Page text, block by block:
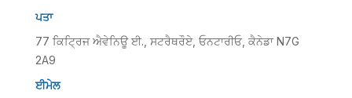
ਪਤਾ
77 ਕਿਟ੍ਰਿਜ ਐਵੇਨਿਊ ਈ., ਸਟਰੈਥਰੌਏ, ਓਨਟਾਰੀਓ, ਕੈਨੇਡਾ N7G
2A9
ਈਮੇਲ